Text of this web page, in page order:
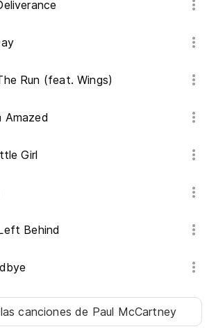
Run (feat. Wings)
Amazed
Girl
Behind
cancionesde Paul McCartney